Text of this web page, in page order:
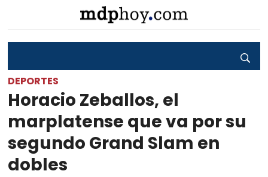
DEPORTES
Horacio Zeballos, el
marplatense que va por su
segundo Grand Slam en
dobles